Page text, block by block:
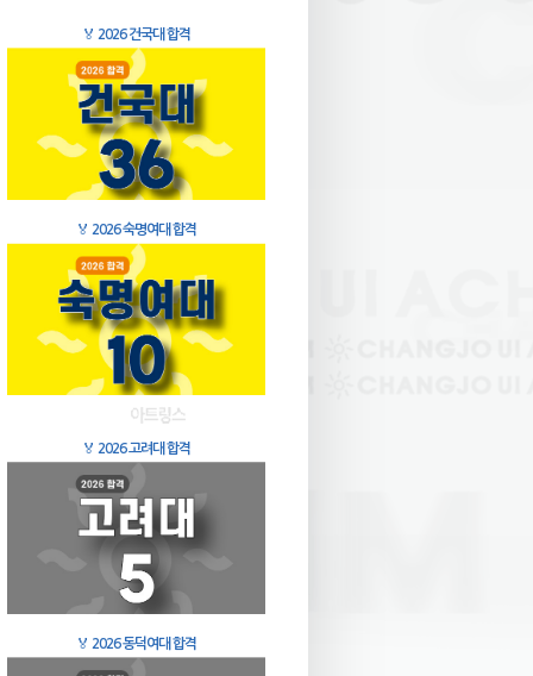
🏅 2026 건국대 합격
🏅 2026 숙명여대 합격
🏅 2026 고려대 합격
🏅 2026 동덕여대 합격